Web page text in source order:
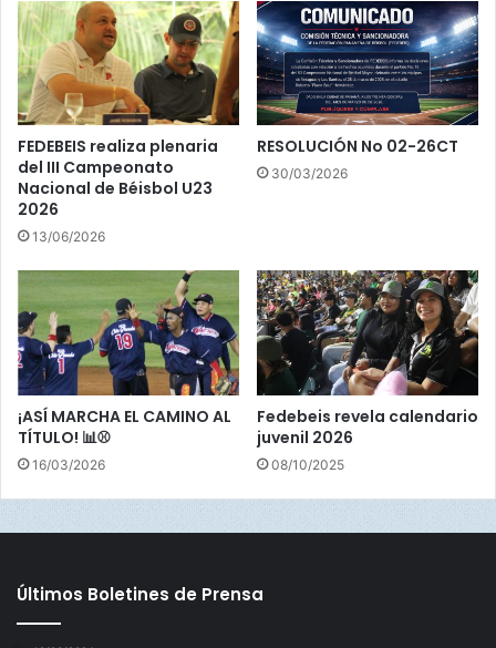
o
s
d
e
e
q
u
i
p
s
j
v
e
n
i
l
e
s
a
l
l
e
c
m
i
e
n
o
FEDEBEIS realiza plenaria
del III Campeonato
Nacional de Béisbol U23
2026
13/06/2026
RESOLUCIÓN No 02-26CT
30/03/2026
¡ASÍ MARCHA EL CAMINO AL
TÍTULO! 📊⚾️
16/03/2026
Fedebeis revela calendario
juvenil 2026
08/10/2025
Últimos Boletines de Prensa